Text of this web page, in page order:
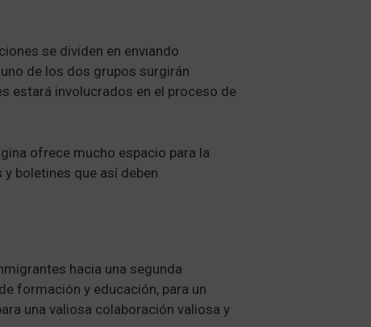
se dividen en enviando
de los dos grupos surgirán
estará involucrados en el proceso de
ofrece mucho espacio para la
boletines que así deben
hacia una segunda
formación y educación, para un
una valiosa colaboración valiosa y